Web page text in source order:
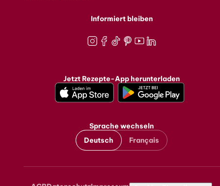
Informiert bleiben
Jetzt Rezepte-App herunterladen
Sprache wechseln
Deutsch
Français